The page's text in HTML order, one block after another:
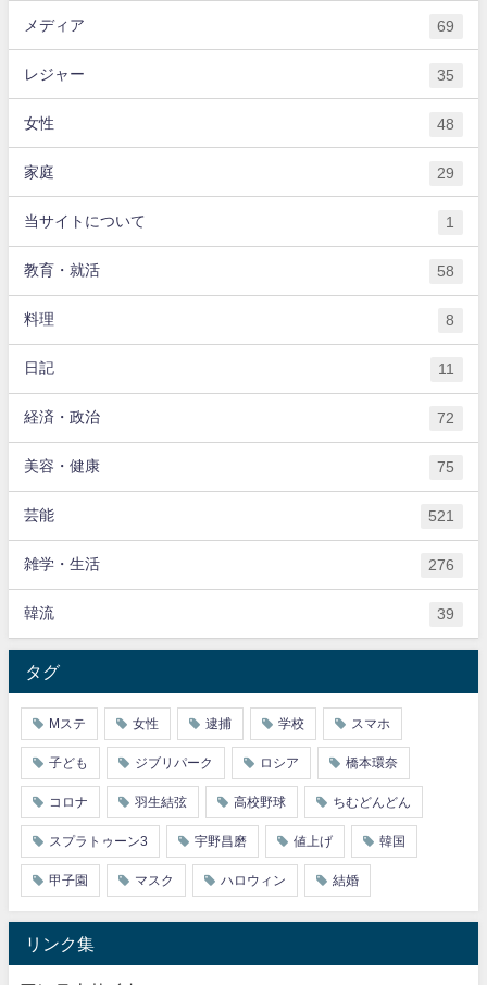
メディア 69
レジャー 35
女性 48
家庭 29
当サイトについて 1
教育・就活 58
料理 8
日記 11
経済・政治 72
美容・健康 75
芸能 521
雑学・生活 276
韓流 39
タグ
Mステ 女性 逮捕 学校 スマホ
子ども ジブリパーク ロシア 橋本環奈
コロナ 羽生結弦 高校野球 ちむどんどん
スプラトゥーン3 宇野昌磨 値上げ 韓国
甲子園 マスク ハロウィン 結婚
リンク集